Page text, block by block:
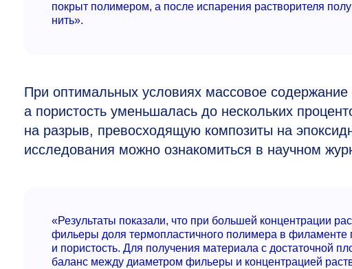
покрыт полимером, а после испарения растворителя
нить».
При оптимальных условиях массовое
а пористость уменьшалась до нескольких
на разрыв, превосходящую композиты на
исследования можно ознакомиться в научном
«Результаты показали, что при большей концентрации
фильеры доля термопластичного полимера в
и пористость. Для получения материала с достаточной
баланс между диаметром фильеры и концентрацией